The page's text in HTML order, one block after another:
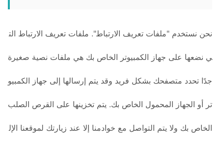
نحن نستخدم "ملفات تعريف الارتباط". ملفات تعريف الارتباط الت
ي نضعها على جهاز الكمبيوتر الخاص بك هي ملفات نصية صغيرة
جدًا تحدد متصفحك بشكل فريد وقد يتم إرسالها إلى جهاز الكمبيو
تر أو الجهاز المحمول الخاص بك. يتم تخزينها على القرص الصلب
الخاص بك ولا يتم التواصل مع خوادمنا إلا عند زيارتك لموقعنا الإل